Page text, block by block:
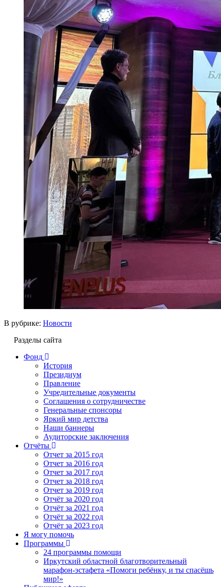
В рубрике: Новости
Разделы сайта
Фонд
История
Президиум
Правление
Учредительные документы
Соглашения о сотрудничестве
Генеральные спонсоры
Яркий мир детства
Наши баннеры
Аудиторские заключения
Отчёты
Отчет за 2015 год
Отчет за 2016 год
Отчет за 2017 год
Отчет за 2018 год
Отчет за 2019 год
Отчёт за 2020 год
Отчёт за 2021 год
Отчёт за 2022 год
Отчёт за 2023 год
Я могу помочь
Программы
24 программы помощи
Иркутский областной благотворительный
марафон-эстафета «Помоги ребёнку, и ты спасёшь
мир!»